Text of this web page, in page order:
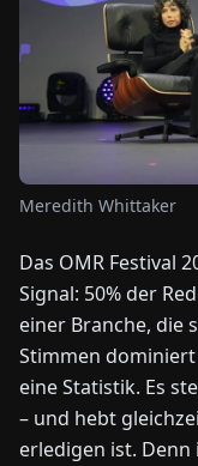
NEWS
ÜBER
KONTAKT
ZU
UNS
Meredith Whittaker
Das OMR Festival
Signal: 50% der
einer Branche, die
Stimmen
eine Statistik. Es
– und hebt
erledigen ist.